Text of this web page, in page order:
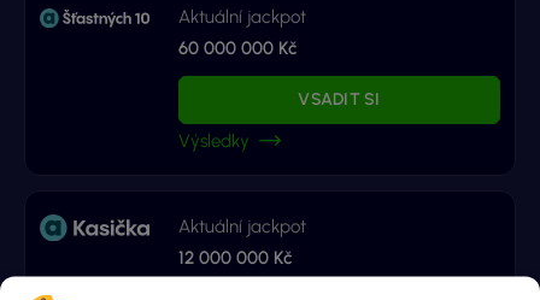
Aktuální jackpot
60 000 000 Kč
VSADIT SI
Výsledky
Aktuální jackpot
12 000 000 Kč